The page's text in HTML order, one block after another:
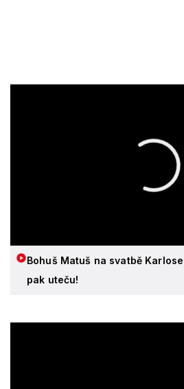
Bohuš Matuš na svatbě
pak uteču!